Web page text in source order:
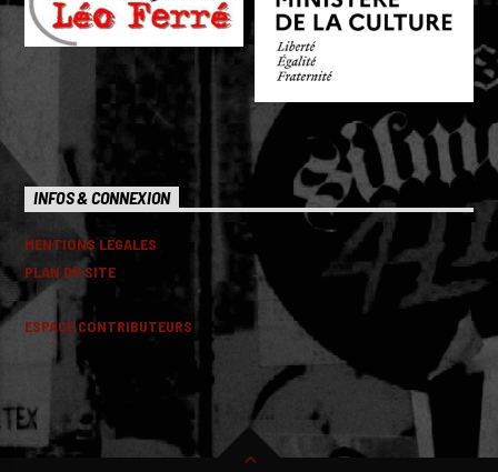
INFOS & CONNEXION
MENTIONS LEGALES
PLAN DU SITE
ESPACE CONTRIBUTEURS